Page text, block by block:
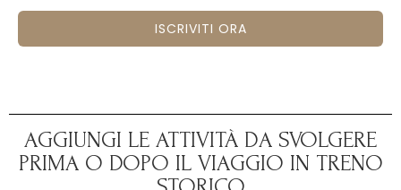
ISCRIVITI ORA
AGGIUNGI LE ATTIVITÀ DA SVOLGERE
PRIMA O DOPO IL VIAGGIO IN TRENO